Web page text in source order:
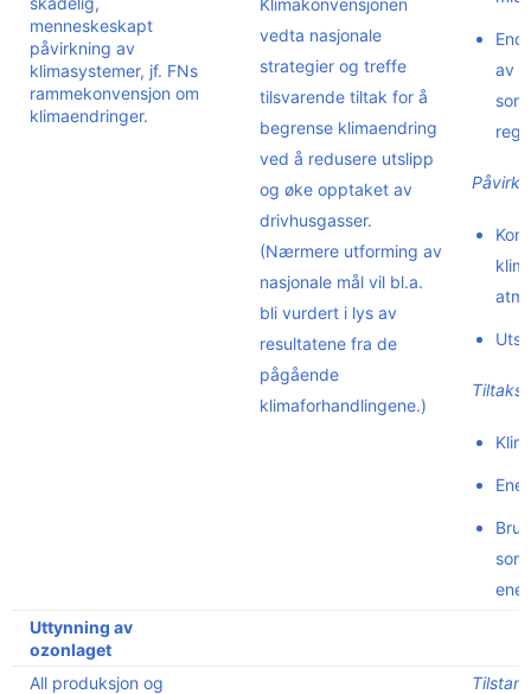
menneskeskapt
påvirkning av
klimasystemer, jf. FNs
rammekonvensjon om
klimaendringer.
Klimakonvensjonen
vedta nasjonale
strategier og treffe
tilsvarende tiltak for å
begrense klimaendring
ved å redusere utslipp
og øke opptaket av
drivhusgasser.
(Nærmere utforming av
nasjonale mål vil bl.a.
bli vurdert i lys av
resultatene fra de
pågående
klimaforhandlingene.)
av
Uttynning av
ozonlaget
All produksjon og